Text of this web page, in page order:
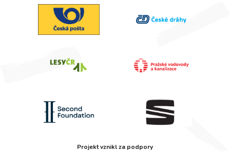
Projekt vznikl za podpory